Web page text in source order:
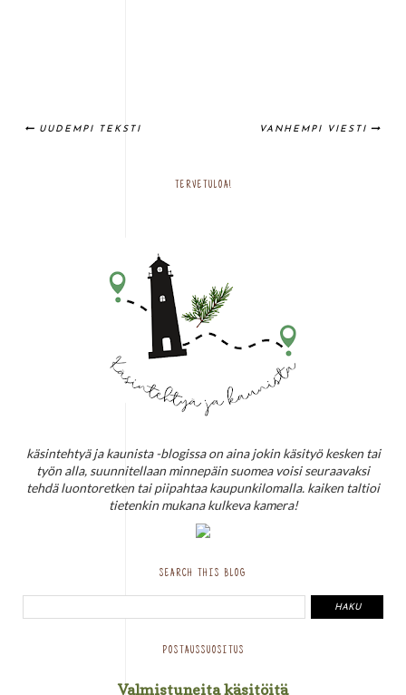
UUDEMPI TEKSTI VANHEMPI VIESTI
TERVETULOA!
käsintehtyä ja kaunista -blogissa on aina jokin käsityö kesken tai
työn alla, suunnitellaan minnepäin suomea voisi seuraavaksi
tehdä luontoretken tai piipahtaa kaupunkilomalla. kaiken taltioi
tietenkin mukana kulkeva kamera!
SEARCH THIS BLOG
POSTAUSSUOSITUS
Valmistuneita käsitöitä